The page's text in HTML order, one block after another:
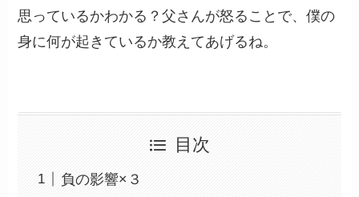
思っているかわかる？父さんが怒ることで、僕の
身に何が起きているか教えてあげるね。
目次
負の影響×３